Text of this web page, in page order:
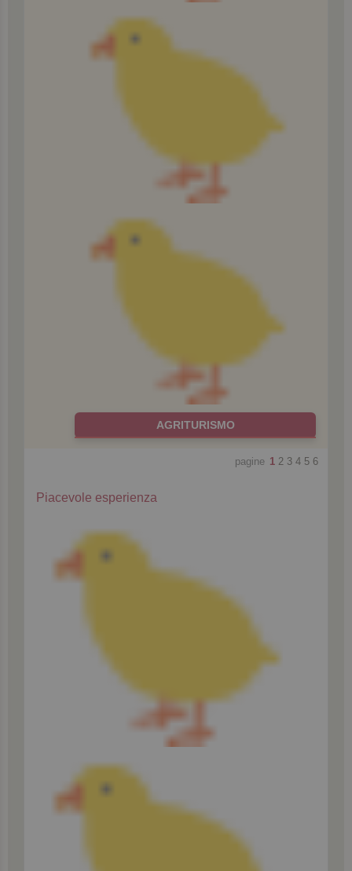
AGRITURISMO
pagine 1 2 3 4 5 6
Piacevole esperienza